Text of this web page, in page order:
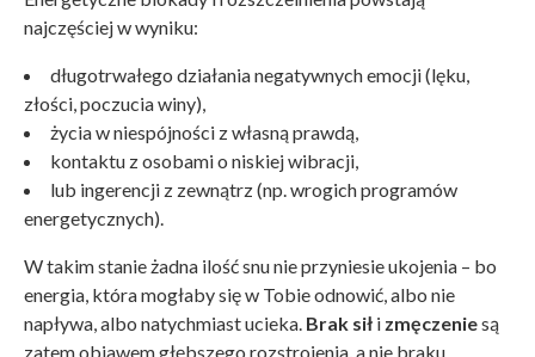
najczęściej w wyniku:
długotrwałego działania negatywnych emocji (lęku,
złości, poczucia winy),
życia w niespójności z własną prawdą,
kontaktu z osobami o niskiej wibracji,
lub ingerencji z zewnątrz (np. wrogich programów
energetycznych).
W takim stanie żadna ilość snu nie przyniesie ukojenia – bo
energia, która mogłaby się w Tobie odnowić, albo nie
napływa, albo natychmiast ucieka. Brak sił i zmęczeniesą
zatem objawem głębszego rozstrojenia, a nie braku